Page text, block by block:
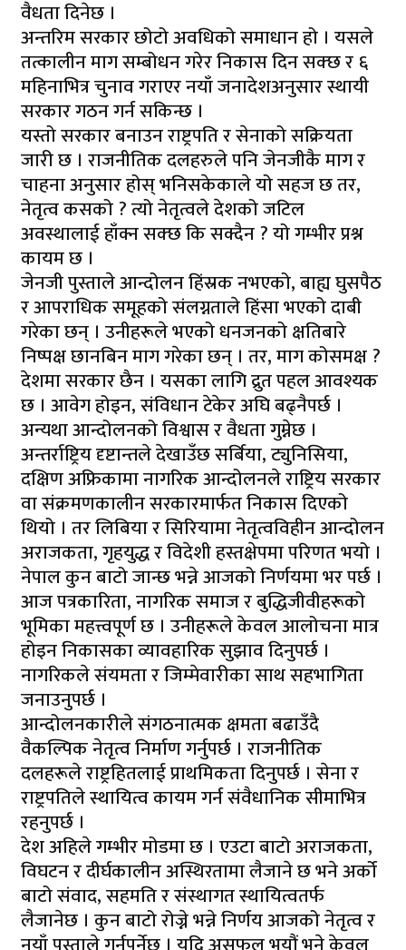
वैधता दिनेछ ।
अन्तरिम सरकार छोटो अवधिको समाधान हो । यसले
तत्कालीन माग सम्बोधन गरेर निकास दिन सक्छ र ६
महिनाभित्र चुनाव गराएर नयाँ जनादेशअनुसार स्थायी
सरकार गठन गर्न सकिन्छ ।
यस्तो सरकार बनाउन राष्ट्रपति र सेनाको सक्रियता
जारी छ । राजनीतिक दलहरुले पनि जेनजीकै माग र
चाहना अनुसार होस् भनिसकेकाले यो सहज छ तर,
नेतृत्व कसको ? त्यो नेतृत्वले देशको जटिल
अवस्थालाई हाँक्न सक्छ कि सक्दैन ? यो गम्भीर प्रश्न
कायम छ ।
जेनजी पुस्ताले आन्दोलन हिंस्रक नभएको, बाह्य घुसपैठ
र आपराधिक समूहको संलग्नताले हिंसा भएको दाबी
गरेका छन् । उनीहरूले भएको धनजनको क्षतिबारे
निष्पक्ष छानबिन माग गरेका छन् । तर, माग कोसमक्ष ?
देशमा सरकार छैन । यसका लागि द्रुत पहल आवश्यक
छ । आवेग होइन, संविधान टेकेर अघि बढ्नैपर्छ ।
अन्यथा आन्दोलनको विश्वास र वैधता गुम्नेछ ।
अन्तर्राष्ट्रिय दृष्टान्तले देखाउँछ सर्बिया, ट्युनिसिया,
दक्षिण अफ्रिकामा नागरिक आन्दोलनले राष्ट्रिय सरकार
वा संक्रमणकालीन सरकारमार्फत निकास दिएको
थियो । तर लिबिया र सिरियामा नेतृत्वविहीन आन्दोलन
अराजकता, गृहयुद्ध र विदेशी हस्तक्षेपमा परिणत भयो ।
नेपाल कुन बाटो जान्छ भन्ने आजको निर्णयमा भर पर्छ ।
आज पत्रकारिता, नागरिक समाज र बुद्धिजीवीहरूको
भूमिका महत्त्वपूर्ण छ । उनीहरूले केवल आलोचना मात्र
होइन निकासका व्यावहारिक सुझाव दिनुपर्छ ।
नागरिकले संयमता र जिम्मेवारीका साथ सहभागिता
जनाउनुपर्छ ।
आन्दोलनकारीले संगठनात्मक क्षमता बढाउँदै
वैकल्पिक नेतृत्व निर्माण गर्नुपर्छ । राजनीतिक
दलहरूले राष्ट्रहितलाई प्राथमिकता दिनुपर्छ । सेना र
राष्ट्रपतिले स्थायित्व कायम गर्न संवैधानिक सीमाभित्र
रहनुपर्छ ।
देश अहिले गम्भीर मोडमा छ । एउटा बाटो अराजकता,
विघटन र दीर्घकालीन अस्थिरतामा लैजाने छ भने अर्को
बाटो संवाद, सहमति र संस्थागत स्थायित्वतर्फ
लैजानेछ । कुन बाटो रोज्ने भन्ने निर्णय आजको नेतृत्व र